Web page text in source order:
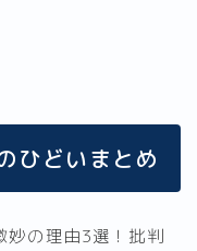
ひどいまとめ
妙の理由3選！批判